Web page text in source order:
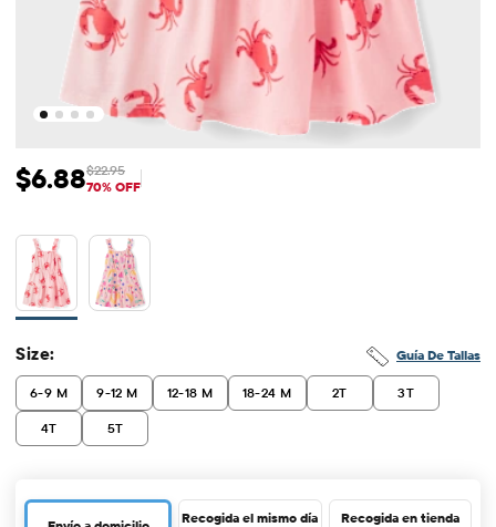
Precio de venta: $6.88
$6.88 Precio original: $22.95
$22.95
70% OFF
Guía De Tallas
Size:
6-9 M 9-12 M 12-18 M 18-24 M 2T 3T
4T 5T
Recogida el mismo día Recogida en tienda